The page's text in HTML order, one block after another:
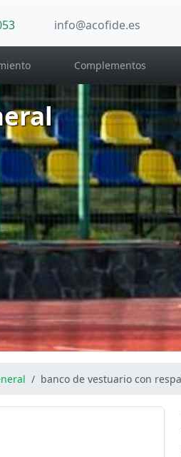
info@acofide.es
Complementos
banco de vestuario con